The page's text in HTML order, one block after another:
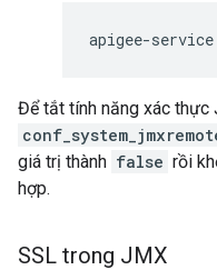
apigee-service
Để tắt tính năng xác thực
giá trị thành false rồi
hợp.
SSL trong JMX